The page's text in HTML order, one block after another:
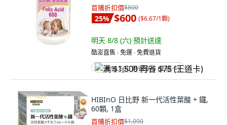
首購折扣價$800
25% $600 ($6.67/1顆)
明天 8/8 (六) 預計送達
酷澎直售 ∙ 免運 ∙ 免費退貨
满 $1,500 再省 $75 (王道卡)
HIBInO 日比野 新一代活性葉酸 + 鐵,
60顆, 1盒
首購折扣價$1,090